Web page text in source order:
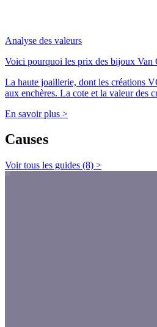
Analyse des valeurs
Voici pourquoi les prix des bijoux Van
La haute joaillerie, dont les créations
aux enchères. La cote et la valeur des
En savoir plus >
Causes
Voir tous les guides (8) >